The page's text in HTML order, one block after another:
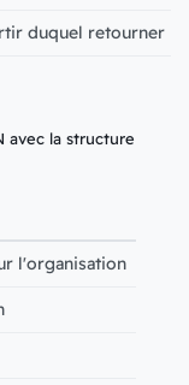
duquel retourner
avec la structure
l'organisation